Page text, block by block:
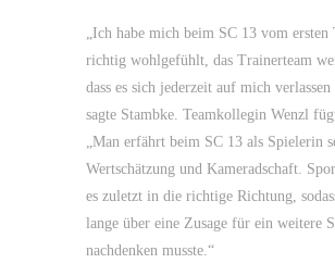
„Ich habe mich beim SC 13 vom ersten
richtig wohlgefühlt, das Trainerteam
dass es sich jederzeit auf mich verlassen
sagte Stambke. Teamkollegin Wenzl
„Man erfährt beim SC 13 als Spielerin
Wertschätzung und Kameradschaft.
es zuletzt in die richtige Richtung,
lange über eine Zusage für ein weitere
nachdenken musste.“